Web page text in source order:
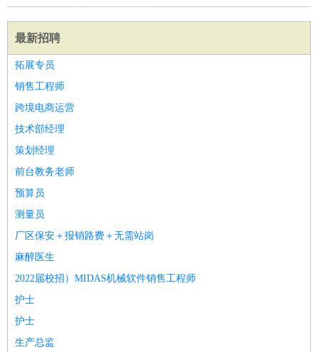
最新招聘
拓展专员
销售工程师
跨境电商运营
技术部经理
策划经理
前台教务老师
预算员
测量员
厂区保安＋报销路费＋无需站岗
麻醉医生
2022届校招）MIDAS机械软件销售工程师
护士
护士
生产总监